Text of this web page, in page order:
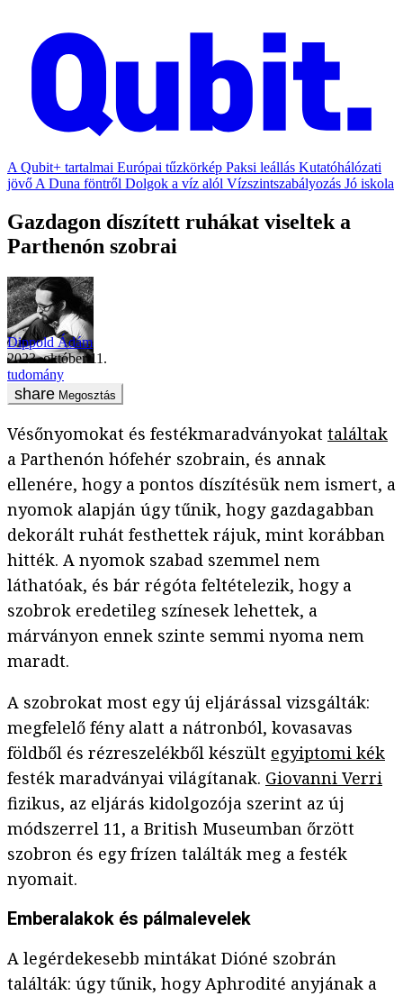
A Qubit+ tartalmai Európai tűzkörkép Paksi leállás Kutatóhálózati
jövő A Duna föntről Dolgok a víz alól Vízszintszabályozás Jó iskola
Gazdagon díszített ruhákat viseltek a
Parthenón szobrai
Dippold Ádám
2023. október 11.
tudomány
Megosztás
Vésőnyomokat és festékmaradványokat találtak
a Parthenón hófehér szobrain, és annak
ellenére, hogy a pontos díszítésük nem ismert, a
nyomok alapján úgy tűnik, hogy gazdagabban
dekorált ruhát festhettek rájuk, mint korábban
hitték. A nyomok szabad szemmel nem
láthatóak, és bár régóta feltételezik, hogy a
szobrok eredetileg színesek lehettek, a
márványon ennek szinte semmi nyoma nem
maradt.
A szobrokat most egy új eljárással vizsgálták:
megfelelő fény alatt a nátronból, kovasavas
földből és rézreszelékből készült egyiptomi kék
festék maradványai világítanak. Giovanni Verri
fizikus, az eljárás kidolgozója szerint az új
módszerrel 11, a British Museumban őrzött
szobron és egy frízen találták meg a festék
nyomait.
Emberalakok és pálmalevelek
A legérdekesebb mintákat Dióné szobrán
találták: úgy tűnik, hogy Aphrodité anyjának a